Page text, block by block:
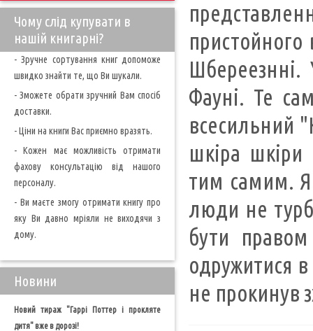
пристойного
Шбереезнні.
Фауні. Те
всесильний
шкіра шкіри
тим самим. Я
люди не
бути
одружитися в
не прокинув
Чому слід купувати в
нашій книгарні?
- Зручне сортування книг допоможе
швидко знайти те, що Ви шукали.
- Зможете обрати зручний Вам спосіб
доставки.
- Ціни на книги Вас приємно вразять.
- Кожен має можливість отримати
фахову консультацію від нашого
персоналу.
- Ви маєте змогу отримати книгу про
яку Ви давно мріяли не виходячи з
дому.
Новини
Новий тираж "Гаррі Поттер і прокляте
дитя" вже в дорозі!